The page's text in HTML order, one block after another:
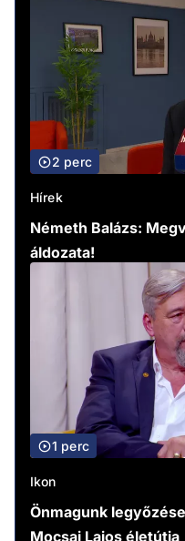
2 perc
Hírek
Németh Balázs:
áldozata!
1 perc
Ikon
Önmagunk
Mocsai Lajos életútja